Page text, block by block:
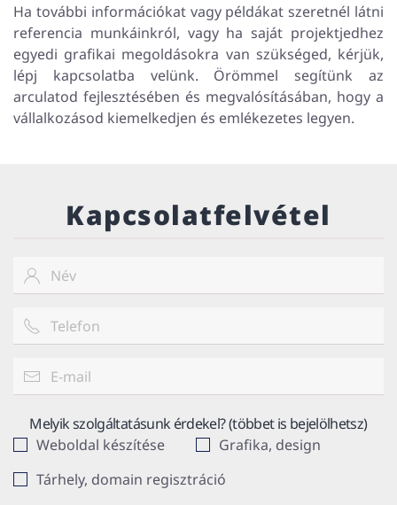
Ha további információkat vagy példákat szeretnél látni
referencia munkáinkról, vagy ha saját projektjedhez
egyedi grafikai megoldásokra van szükséged, kérjük,
lépj kapcsolatba velünk. Örömmel segítünk az
arculatod fejlesztésében és megvalósításában, hogy a
vállalkozásod kiemelkedjen és emlékezetes legyen.
Kapcsolatfelvétel
Melyik szolgáltatásunk érdekel? (többet is bejelölhetsz)
Weboldal készítése
Grafika, design
Tárhely, domain regisztráció